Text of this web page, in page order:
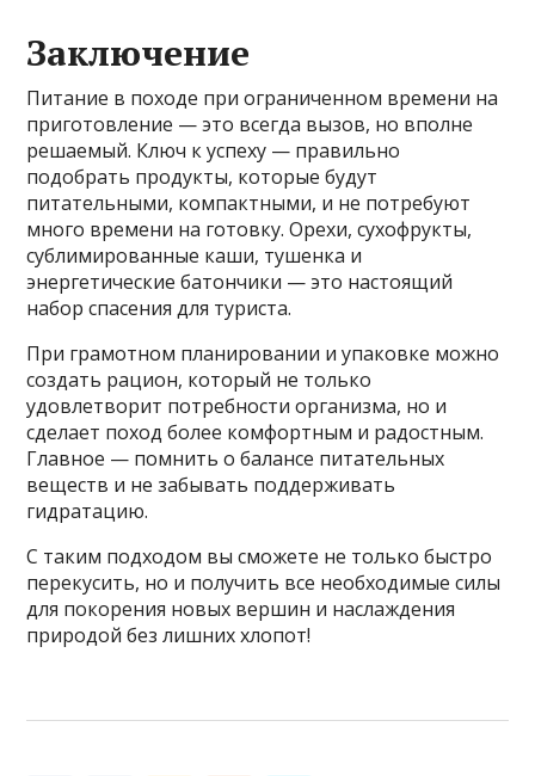
Заключение
Питание в походе при ограниченном времени на
приготовление — это всегда вызов, но вполне
решаемый. Ключ к успеху — правильно
подобрать продукты, которые будут
питательными, компактными, и не потребуют
много времени на готовку. Орехи, сухофрукты,
сублимированные каши, тушенка и
энергетические батончики — это настоящий
набор спасения для туриста.
При грамотном планировании и упаковке можно
создать рацион, который не только
удовлетворит потребности организма, но и
сделает поход более комфортным и радостным.
Главное — помнить о балансе питательных
веществ и не забывать поддерживать
гидратацию.
С таким подходом вы сможете не только быстро
перекусить, но и получить все необходимые силы
для покорения новых вершин и наслаждения
природой без лишних хлопот!